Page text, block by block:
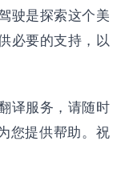
驶是探索这个美
必要的支持，以
译服务，请随时
您提供帮助。祝